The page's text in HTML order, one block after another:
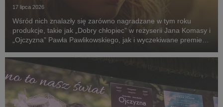
17 lipca 2026
Wśród nich znalazły się zarówno nagradzane w tym roku
produkcje, takie jak „Dobry chłopiec” w reżyserii Jana Komasy i
„Ojczyzna” Pawła Pawlikowskiego, jak i wyczekiwane premiery:
„Violetta Villas”.